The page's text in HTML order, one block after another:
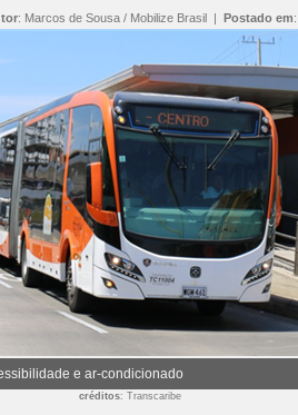
: Marcos de Sousa / Mobilize Brasil | Postado em:
e ar-condicionado
créditos: Transcaribe